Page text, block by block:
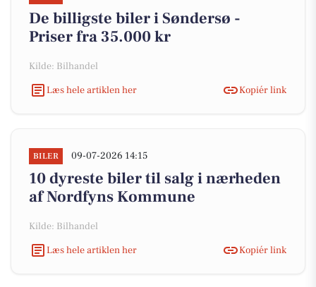
De billigste biler i Søndersø -
Priser fra 35.000 kr
Kilde: Bilhandel
Læs hele artiklen her
Kopiér link
BILER 09-07-2026 14:15
10 dyreste biler til salg i nærheden
af Nordfyns Kommune
Kilde: Bilhandel
Læs hele artiklen her
Kopiér link